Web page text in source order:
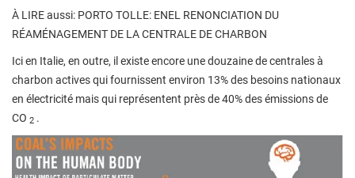
À LIRE aussi: PORTO TOLLE: ENEL RENONCIATION DU
RÉAMÉNAGEMENT DE LA CENTRALE DE CHARBON
Ici en Italie, en outre, il existe encore une douzaine de centrales à
charbon actives qui fournissent environ 13% des besoins nationaux
en électricité mais qui représentent près de 40% des émissions de
CO 2 .